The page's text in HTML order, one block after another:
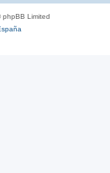
Limited